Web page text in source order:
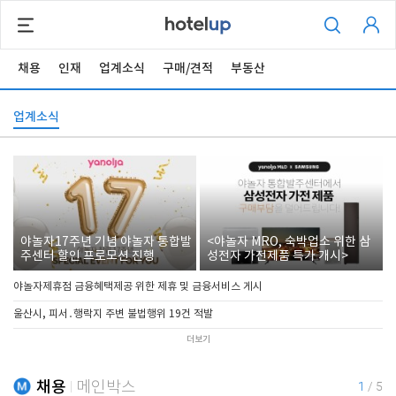
채용 인재 업계소식 구매/견적 부동산
업계소식
야놀자17주년 기념 야놀자 통합발
주센터 할인 프로모션 진행
<야놀자 MRO, 숙박업소 위한 삼
성전자 가전제품 특가 개시>
야놀자제휴점 금융혜택제공 위한 제휴 및 금융서비스 게시
울산시, 피서․행락지 주변 불법행위 19건 적발
더보기
채용 메인박스 1 / 5